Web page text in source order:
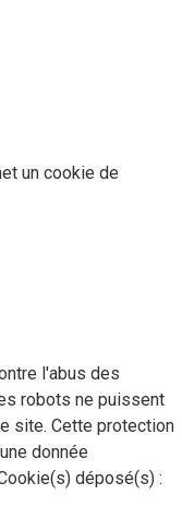
un cookie de
l'abus des
robots ne puissent
site. Cette protection
donnée
déposé(s) :